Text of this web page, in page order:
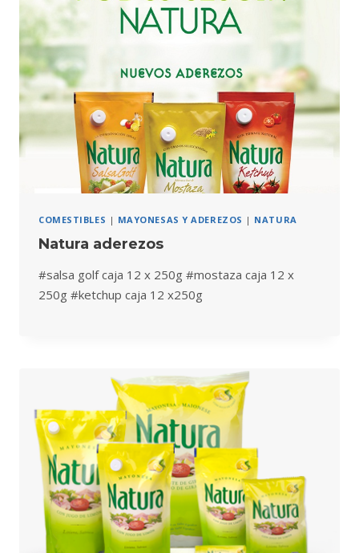
COMESTIBLES | MAYONESAS Y ADEREZOS | NATURA
Natura aderezos
#salsa golf caja 12 x 250g #mostaza caja 12 x
250g #ketchup caja 12 x250g